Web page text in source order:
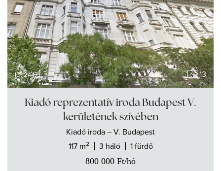
ID: 24471 13
Kiadó reprezentatív iroda Budapest V.
kerületének szívében
Kiadó iroda– V. Budapest
117 m2 3 háló 1 fürdő
800 000 Ft/hó